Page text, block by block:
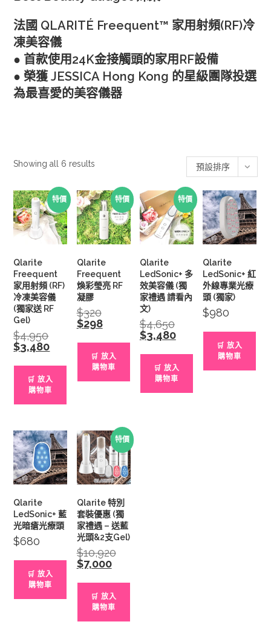
法國 QLARITÉ Freequent™ 家用射頻(RF)冷
凍美容儀
● 首款使用24K金接觸頭的家用RF設備
● 榮獲 JESSICA Hong Kong 的星級團隊投選
為最喜愛的美容儀器
Showing all 6 results 預設排序
特價
Qlarite
Freequent
家用射頻 (RF)
冷凍美容儀
(獨家送 RF
Gel)
$4,950Original
price
was:
$3,480Current
price
🛒 放入
購物車
特價
Qlarite
Freequent
煥彩瑩亮 RF
凝膠
$320Original
price
was:
$298Current
price
🛒 放入
購物車
特價
Qlarite
LedSonic+ 多
效美容儀 (獨
家禮遇 請看內
文)
$4,650Original
price
was:
$3,480Current
price
🛒 放入
購物車
Qlarite
LedSonic+ 紅
外線專業光療
頭 (獨家)
$980
🛒 放入
購物車
Qlarite
LedSonic+ 藍
光暗瘡光療頭
$680
🛒 放入
購物車
特價
Qlarite 特別
套裝優惠 (獨
家禮遇 – 送藍
光頭&2支Gel)
$10,920Original
$7,000Current
price
🛒 放入
購物車